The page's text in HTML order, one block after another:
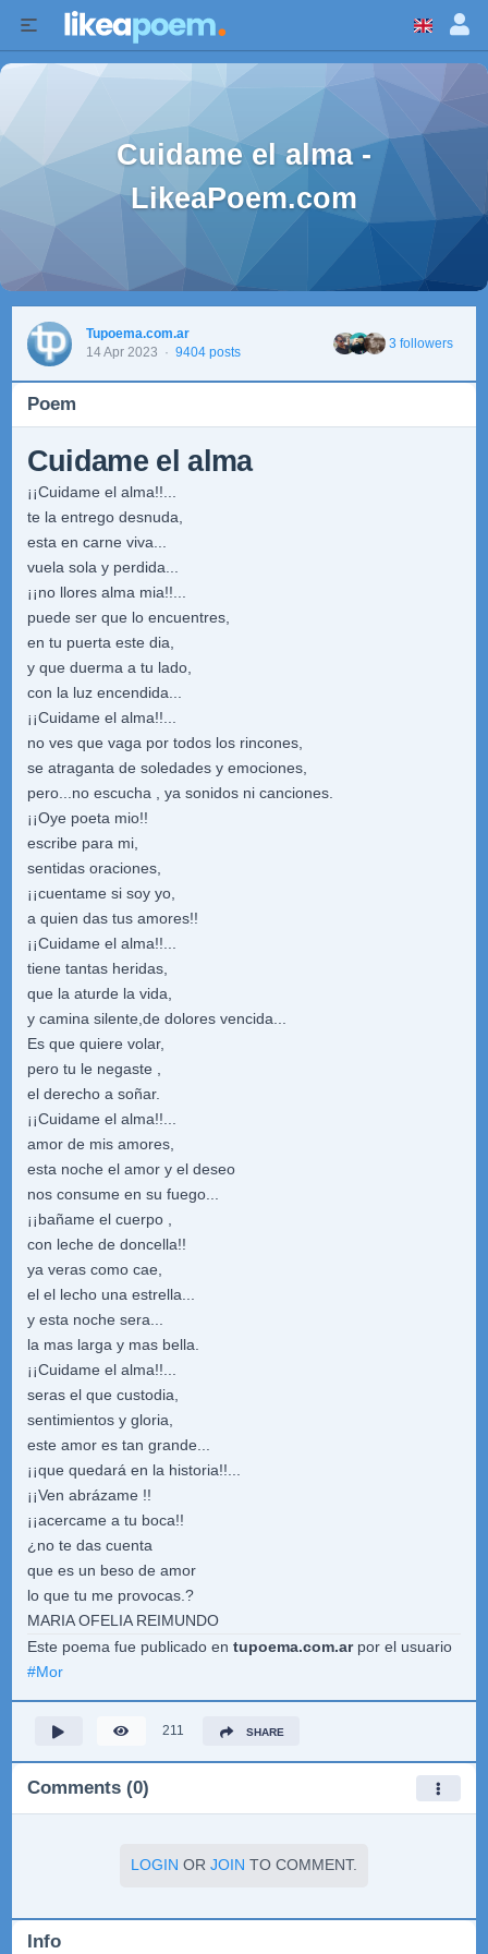
Cuidame el alma -
LikeaPoem.com
Tupoema.com.ar
14 Apr 2023 · 9404 posts
3 followers
Poem
Cuidame el alma
¡¡Cuidame el alma!!...
te la entrego desnuda,
esta en carne viva...
vuela sola y perdida...
¡¡no llores alma mia!!...
puede ser que lo encuentres,
en tu puerta este dia,
y que duerma a tu lado,
con la luz encendida...
¡¡Cuidame el alma!!...
no ves que vaga por todos los rincones,
se atraganta de soledades y emociones,
pero...no escucha , ya sonidos ni canciones.
¡¡Oye poeta mio!!
escribe para mi,
sentidas oraciones,
¡¡cuentame si soy yo,
a quien das tus amores!!
¡¡Cuidame el alma!!...
tiene tantas heridas,
que la aturde la vida,
y camina silente,de dolores vencida...
Es que quiere volar,
pero tu le negaste ,
el derecho a soñar.
¡¡Cuidame el alma!!...
amor de mis amores,
esta noche el amor y el deseo
nos consume en su fuego...
¡¡bañame el cuerpo ,
con leche de doncella!!
ya veras como cae,
el el lecho una estrella...
y esta noche sera...
la mas larga y mas bella.
¡¡Cuidame el alma!!...
seras el que custodia,
sentimientos y gloria,
este amor es tan grande...
¡¡que quedará en la historia!!...
¡¡Ven abrázame !!
¡¡acercame a tu boca!!
¿no te das cuenta
que es un beso de amor
lo que tu me provocas.?
MARIA OFELIA REIMUNDO
Este poema fue publicado en tupoema.com.arpor el usuario
#Mor
211 SHARE
Comments (0)
LOGIN OR JOIN TO COMMENT.
Info